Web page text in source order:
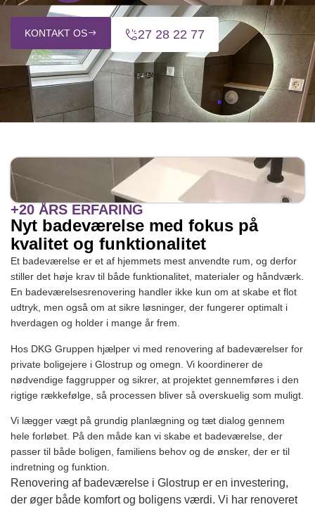
KONTAKT OS 27 28 22 77
+20 ÅRS ERFARING
Nyt badeværelse med fokus på
kvalitet og funktionalitet
Et badeværelse er et af hjemmets mest anvendte rum, og derfor
stiller det høje krav til både funktionalitet, materialer og håndværk.
En badeværelsesrenovering handler ikke kun om at skabe et flot
udtryk, men også om at sikre løsninger, der fungerer optimalt i
hverdagen og holder i mange år frem.
Hos DKG Gruppen hjælper vi med renovering af badeværelser for
private boligejere i Glostrup og omegn. Vi koordinerer de
nødvendige faggrupper og sikrer, at projektet gennemføres i den
rigtige rækkefølge, så processen bliver så overskuelig som muligt.
Vi lægger vægt på grundig planlægning og tæt dialog gennem
hele forløbet. På den måde kan vi skabe et badeværelse, der
passer til både boligen, familiens behov og de ønsker, der er til
indretning og funktion.
Renovering af badeværelse i Glostrup er en investering,
der øger både komfort og boligens værdi. Vi har renoveret